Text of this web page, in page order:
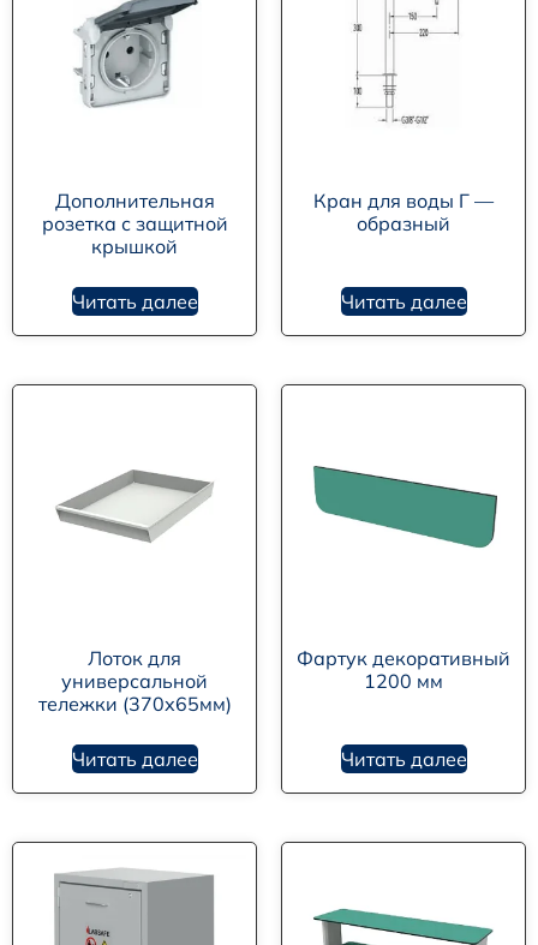
Дополнительная
розетка с защитной
крышкой
Читать далее
Кран для воды Г —
образный
Читать далее
Лоток для
универсальной
тележки (370х65мм)
Читать далее
Фартук декоративный
1200 мм
Читать далее